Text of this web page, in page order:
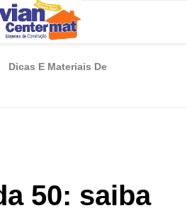
Dicas E Materiais De
50: saiba